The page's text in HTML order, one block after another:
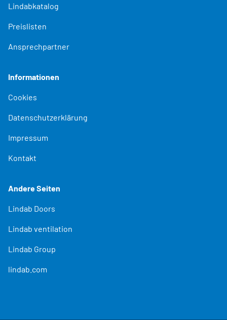
Lindabkatalog
Preislisten
Ansprechpartner
Informationen
Cookies
Datenschutzerklärung
Impressum
Kontakt
Andere Seiten
Lindab Doors
Lindab ventilation
Lindab Group
lindab.com